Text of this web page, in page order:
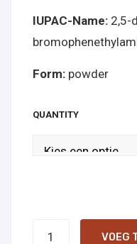
IUPAC-Name: 2,5-
Form: powder
QUANTITY
βH-
VOEG